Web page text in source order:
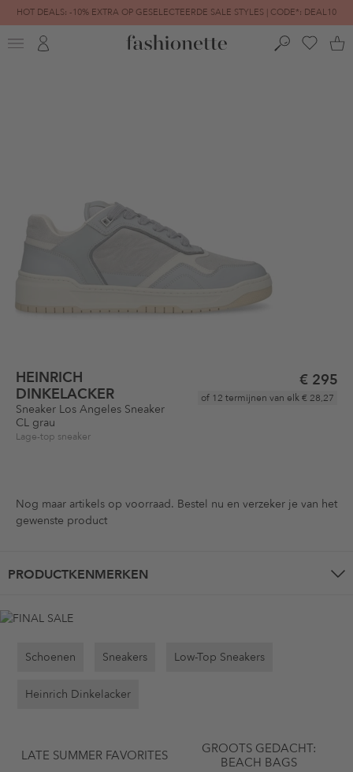
HOT DEALS: -10% EXTRA OP GESELECTEERDE SALE STYLES | CODE*: DEAL10
FINAL SALE | TOT -80% GEREDUCEERD
HEINRICH
DINKELACKER
Sneaker Los Angeles Sneaker
CL grau
Lage-top sneaker
€ 295
of 12 termijnen van elk€ 28,27
Nog maar artikels op voorraad. Bestel nu en verzeker je van het
gewenste product
PRODUCTKENMERKEN
Schoenen Sneakers Low-Top Sneakers
Heinrich Dinkelacker
LATE SUMMER FAVORITES
GROOTS GEDACHT:
BEACH BAGS